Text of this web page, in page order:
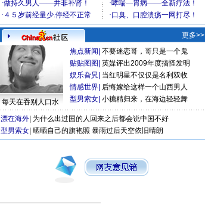
更多>>
每天在吞别人口水
焦点新闻 不要迷恋哥，哥只是一个鬼
贴贴图图 英媒评出2009年度搞怪发明
娱乐旮旯 当红明星不仅仅是名利双收
情感世界 后悔嫁给这样一个山西男人
型男索女 小糖精归来，在海边轻轻舞
漂在海外 为什么出过国的人回来之后都会说中国不好
型男索女 晒晒自己的旗袍照 暴雨过后天空依旧晴朗